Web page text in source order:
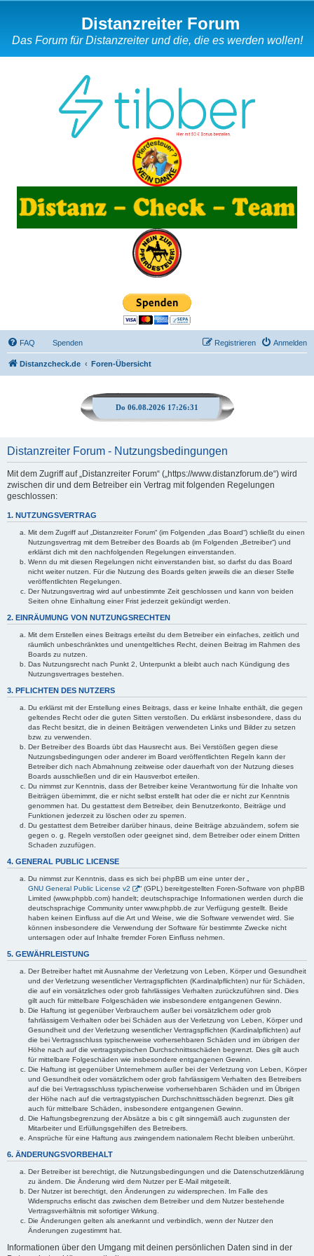
Distanzreiter Forum
Das Forum für Distanzreiter und die, die es werden wollen!
FAQ Spenden Anmelden
Registrieren
Distanzcheck.de Foren-Übersicht
Do 06.08.2026 17:26:31
Distanzreiter Forum - Nutzungsbedingungen
Mit dem Zugriff auf „Distanzreiter Forum“ („https://www.distanzforum.de“) wird
zwischen dir und dem Betreiber ein Vertrag mit folgenden Regelungen
geschlossen:
1. NUTZUNGSVERTRAG
Mit dem Zugriff auf „Distanzreiter Forum“ (im Folgenden „das Board“) schließt du einen
Nutzungsvertrag mit dem Betreiber des Boards ab (im Folgenden „Betreiber“) und
erklärst dich mit den nachfolgenden Regelungen einverstanden.
Wenn du mit diesen Regelungen nicht einverstanden bist, so darfst du das Board
nicht weiter nutzen. Für die Nutzung des Boards gelten jeweils die an dieser Stelle
veröffentlichten Regelungen.
Der Nutzungsvertrag wird auf unbestimmte Zeit geschlossen und kann von beiden
Seiten ohne Einhaltung einer Frist jederzeit gekündigt werden.
2. EINRÄUMUNG VON NUTZUNGSRECHTEN
Mit dem Erstellen eines Beitrags erteilst du dem Betreiber ein einfaches, zeitlich und
räumlich unbeschränktes und unentgeltliches Recht, deinen Beitrag im Rahmen des
Boards zu nutzen.
Das Nutzungsrecht nach Punkt 2, Unterpunkt a bleibt auch nach Kündigung des
Nutzungsvertrages bestehen.
3. PFLICHTEN DES NUTZERS
Du erklärst mit der Erstellung eines Beitrags, dass er keine Inhalte enthält, die gegen
geltendes Recht oder die guten Sitten verstoßen. Du erklärst insbesondere, dass du
das Recht besitzt, die in deinen Beiträgen verwendeten Links und Bilder zu setzen
bzw. zu verwenden.
Der Betreiber des Boards übt das Hausrecht aus. Bei Verstößen gegen diese
Nutzungsbedingungen oder anderer im Board veröffentlichten Regeln kann der
Betreiber dich nach Abmahnung zeitweise oder dauerhaft von der Nutzung dieses
Boards ausschließen und dir ein Hausverbot erteilen.
Du nimmst zur Kenntnis, dass der Betreiber keine Verantwortung für die Inhalte von
Beiträgen übernimmt, die er nicht selbst erstellt hat oder die er nicht zur Kenntnis
genommen hat. Du gestattest dem Betreiber, dein Benutzerkonto, Beiträge und
Funktionen jederzeit zu löschen oder zu sperren.
Du gestattest dem Betreiber darüber hinaus, deine Beiträge abzuändern, sofern sie
gegen o. g. Regeln verstoßen oder geeignet sind, dem Betreiber oder einem Dritten
Schaden zuzufügen.
4. GENERAL PUBLIC LICENSE
Du nimmst zur Kenntnis, dass es sich bei phpBB um eine unter der „
GNU General Public License v2
“ (GPL) bereitgestellten Foren-Software von phpBB
Limited (www.phpbb.com) handelt; deutschsprachige Informationen werden durch die
deutschsprachige Community unter www.phpbb.de zur Verfügung gestellt. Beide
haben keinen Einfluss auf die Art und Weise, wie die Software verwendet wird. Sie
können insbesondere die Verwendung der Software für bestimmte Zwecke nicht
untersagen oder auf Inhalte fremder Foren Einfluss nehmen.
5. GEWÄHRLEISTUNG
Der Betreiber haftet mit Ausnahme der Verletzung von Leben, Körper und Gesundheit
und der Verletzung wesentlicher Vertragspflichten (Kardinalpflichten) nur für Schäden,
die auf ein vorsätzliches oder grob fahrlässiges Verhalten zurückzuführen sind. Dies
gilt auch für mittelbare Folgeschäden wie insbesondere entgangenen Gewinn.
Die Haftung ist gegenüber Verbrauchern außer bei vorsätzlichem oder grob
fahrlässigem Verhalten oder bei Schäden aus der Verletzung von Leben, Körper und
Gesundheit und der Verletzung wesentlicher Vertragspflichten (Kardinalpflichten) auf
die bei Vertragsschluss typischerweise vorhersehbaren Schäden und im übrigen der
Höhe nach auf die vertragstypischen Durchschnittsschäden begrenzt. Dies gilt auch
für mittelbare Folgeschäden wie insbesondere entgangenen Gewinn.
Die Haftung ist gegenüber Unternehmern außer bei der Verletzung von Leben, Körper
und Gesundheit oder vorsätzlichem oder grob fahrlässigem Verhalten des Betreibers
auf die bei Vertragsschluss typischerweise vorhersehbaren Schäden und im Übrigen
der Höhe nach auf die vertragstypischen Durchschnittsschäden begrenzt. Dies gilt
auch für mittelbare Schäden, insbesondere entgangenen Gewinn.
Die Haftungsbegrenzung der Absätze a bis c gilt sinngemäß auch zugunsten der
Mitarbeiter und Erfüllungsgehilfen des Betreibers.
Ansprüche für eine Haftung aus zwingendem nationalem Recht bleiben unberührt.
6. ÄNDERUNGSVORBEHALT
Der Betreiber ist berechtigt, die Nutzungsbedingungen und die Datenschutzerklärung
zu ändern. Die Änderung wird dem Nutzer per E-Mail mitgeteilt.
Der Nutzer ist berechtigt, den Änderungen zu widersprechen. Im Falle des
Widerspruchs erlischt das zwischen dem Betreiber und dem Nutzer bestehende
Vertragsverhältnis mit sofortiger Wirkung.
Die Änderungen gelten als anerkannt und verbindlich, wenn der Nutzer den
Änderungen zugestimmt hat.
Informationen über den Umgang mit deinen persönlichen Daten sind in der